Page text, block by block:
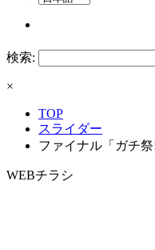
検索:
×
TOP
スライダー
ファイナル「ガチ
WEBチラシ